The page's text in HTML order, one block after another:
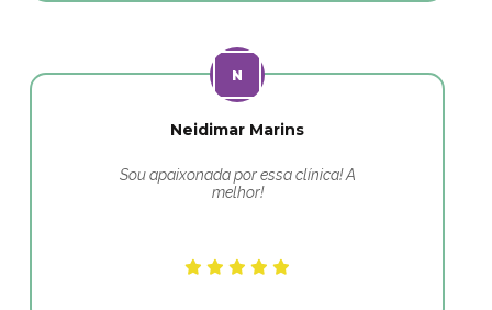
Neidimar Marins
Sou apaixonada por essa clínica! A
melhor!